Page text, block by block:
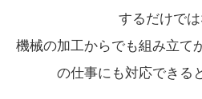
するだけでは
機械の加工からでも組み立て
の仕事にも対応できる